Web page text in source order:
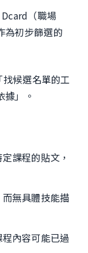
（職場
為初步篩選的
候選名單的工
據」。
課程的貼文，
無具體技能描
內容可能已過